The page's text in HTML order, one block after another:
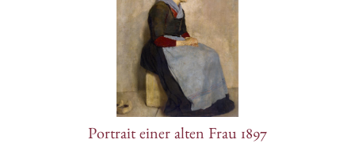
Portrait einer alten Frau 1897